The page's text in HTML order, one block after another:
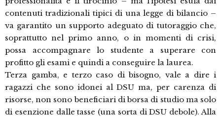
contenuti tradizionali tipici di una legge di bilancio –
va garantito un supporto adeguato di tutoraggio che,
soprattutto nel primo anno, o in momenti di crisi,
possa accompagnare lo studente a superare con
profitto gli esami e quindi a conseguire la laurea.
Terza gamba, e terzo caso di bisogno, vale a dire i
ragazzi che sono idonei al DSU ma, per carenza di
risorse, non sono beneficiari di borsa di studio ma solo
di esenzione dalle tasse (una sorta di DSU debole). Alla